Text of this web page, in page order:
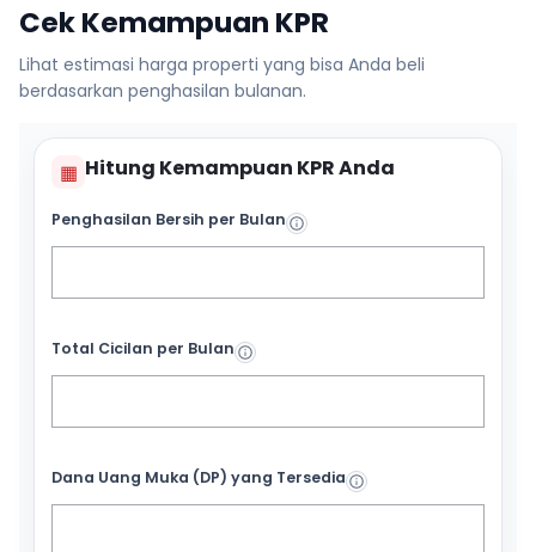
Cek Kemampuan KPR
Lihat estimasi harga properti yang bisa Anda beli
berdasarkan penghasilan bulanan.
▦ Hitung Kemampuan KPR Anda
Penghasilan Bersih per Bulan
Total Cicilan per Bulan
Dana Uang Muka (DP) yang Tersedia